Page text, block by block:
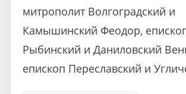
митрополит Волгоградский и
Камышинский Феодор,
Рыбинский и Даниловский
епископ Переславский и